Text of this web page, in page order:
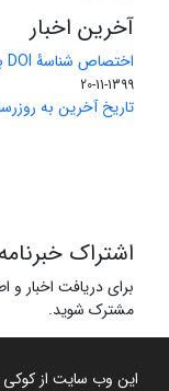
این وب سایت از کوکی
آخرین اخبار
اختصاص شناسۀ DOI به مقاله‌های نشریۀ بررسی مسائل اقتصاد ایران
1399-11-20
تاریخ آخرین به
اشتراک خبرنامه
برای دریافت اخبار و
مشترک شوید.